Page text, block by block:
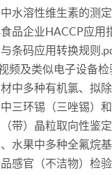
水溶性维生素的测
品企业HACCP应用
条码应用转换规则
频及类似电子设备
中多种有机氯、拟
三环锡（三唑锡）
带）晶粒取向性鉴
水果中多种全氟烷
感官（不洁物）检